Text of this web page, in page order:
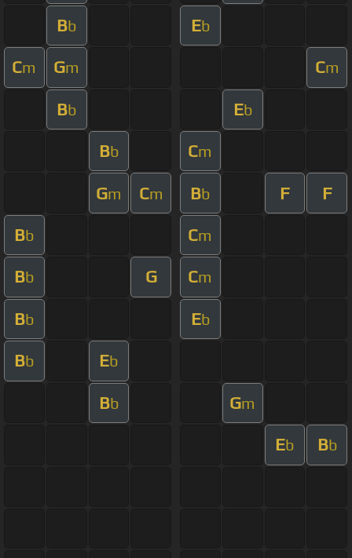
Bb Eb
Cm Gm Cm
Bb Eb
Bb Cm
Gm Cm Bb F F
Bb Cm
Bb G Cm
Bb Eb
Bb Eb
Bb Gm
Eb Bb